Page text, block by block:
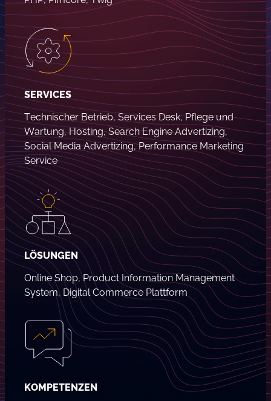
SERVICES
Technischer Betrieb, Services Desk, Pflege und
Wartung, Hosting, Search Engine Advertizing,
Social Media Advertizing, Performance Marketing
Service
LÖSUNGEN
Online Shop, Product Information Management
System, Digital Commerce Plattform
KOMPETENZEN